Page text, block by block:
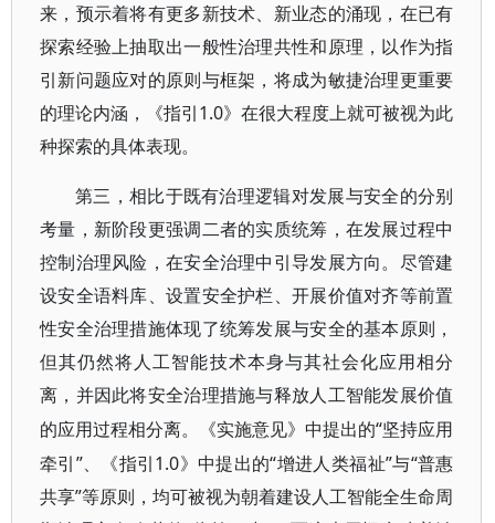
来，预示着将有更多新技术、新业态的涌现，在已有
探索经验上抽取出一般性治理共性和原理，以作为指
引新问题应对的原则与框架，将成为敏捷治理更重要
的理论内涵，《指引1.0》在很大程度上就可被视为此
种探索的具体表现。
第三，相比于既有治理逻辑对发展与安全的分别
考量，新阶段更强调二者的实质统筹，在发展过程中
控制治理风险，在安全治理中引导发展方向。尽管建
设安全语料库、设置安全护栏、开展价值对齐等前置
性安全治理措施体现了统筹发展与安全的基本原则，
但其仍然将人工智能技术本身与其社会化应用相分
离，并因此将安全治理措施与释放人工智能发展价值
的应用过程相分离。《实施意见》中提出的“坚持应用
牵引”、《指引1.0》中提出的“增进人类福祉”与“普惠
共享”等原则，均可被视为朝着建设人工智能全生命周